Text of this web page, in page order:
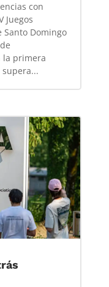
con
Juegos
Santo Domingo
la primera